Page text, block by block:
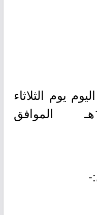
يوم الثلاثاء
بتاريخ 1447/12/16هـ الموافق